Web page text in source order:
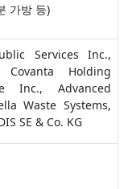
가방 등)
Services Inc.,
Holding
Inc., Advanced
Waste Systems,
SE & Co. KG